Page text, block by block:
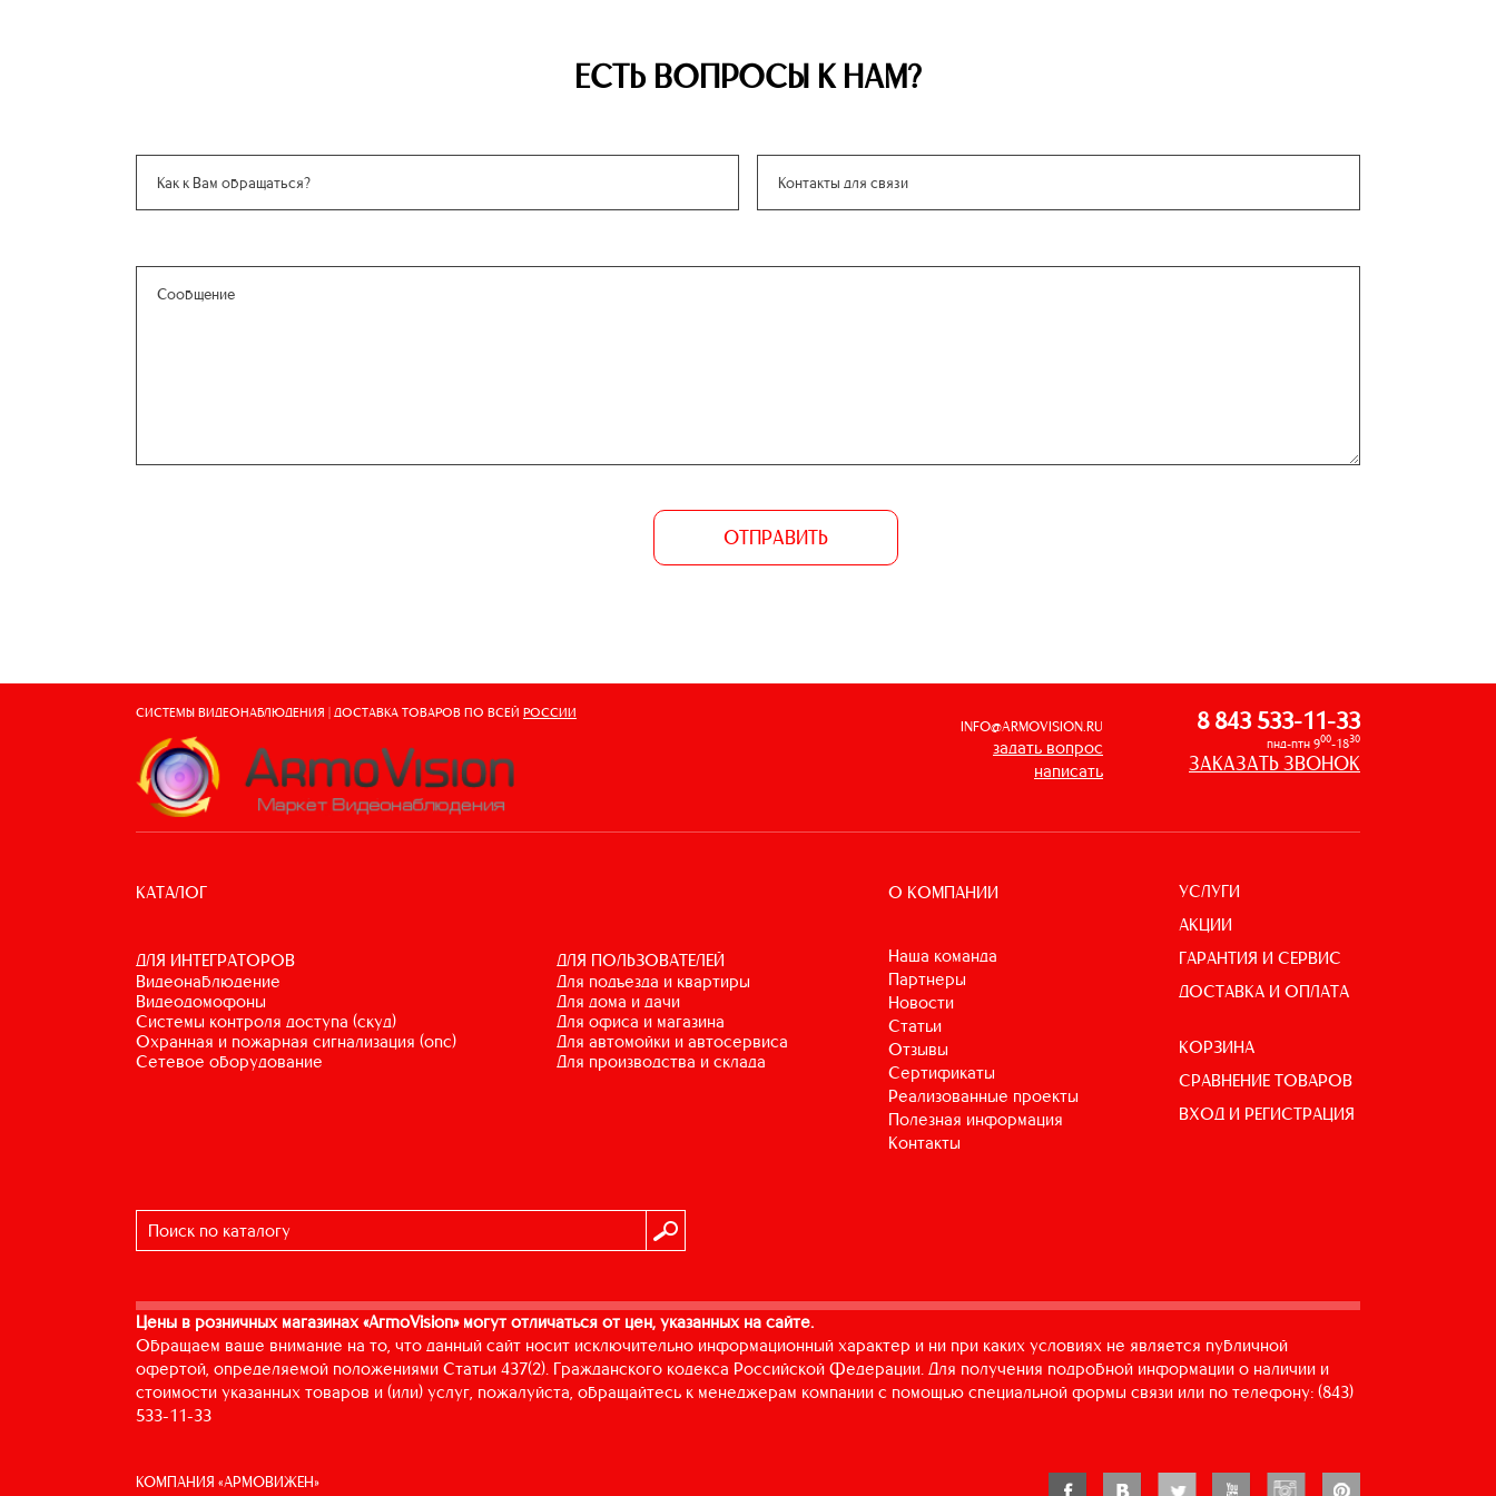
ЕСТЬ ВОПРОСЫ К НАМ?
ОТПРАВИТЬ
СИСТЕМЫ ВИДЕОНАБЛЮДЕНИЯ | ДОСТАВКА ТОВАРОВ ПО ВСЕЙ РОССИИ
INFO@ARMOVISION.RU
задать вопрос
написать
8 843 533-11-33
пнд-птн 900-1830
ЗАКАЗАТЬ ЗВОНОК
КАТАЛОГ
ДЛЯ ИНТЕГРАТОРОВ
видеонаблюдение
видеодомофоны
системы контроля доступа (скуд)
охранная и пожарная сигнализация (опс)
сетевое оборудование
ДЛЯ ПОЛЬЗОВАТЕЛЕЙ
для подъезда и квартиры
для дома и дачи
для офиса и магазина
для автомойки и автосервиса
для производства и склада
О КОМПАНИИ
Наша команда
Партнеры
Новости
Статьи
Отзывы
Сертификаты
Реализованные проекты
Полезная информация
Контакты
УСЛУГИ
АКЦИИ
ГАРАНТИЯ И СЕРВИС
ДОСТАВКА И ОПЛАТА
КОРЗИНА
СРАВНЕНИЕ ТОВАРОВ
ВХОД И РЕГИСТРАЦИЯ
Цены в розничных магазинах «ArmoVision» могут отличаться от цен, указанных на сайте.
Обращаем ваше внимание на то, что данный сайт носит исключительно информационный характер и ни при каких условиях не является публичной
офертой, определяемой положениями Статьи 437(2). Гражданского кодекса Российской Федерации. Для получения подробной информации о наличии и
стоимости указанных товаров и (или) услуг, пожалуйста, обращайтесь к менеджерам компании с помощью специальной формы связи или по телефону: (843)
533-11-33
КОМПАНИЯ «АРМОВИЖЕН»